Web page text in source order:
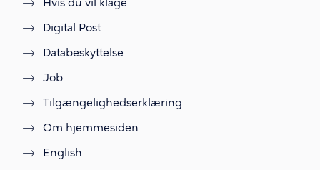
Hvis du vil klage
Digital Post
Databeskyttelse
Job
Tilgængelighedserklæring
Om hjemmesiden
English